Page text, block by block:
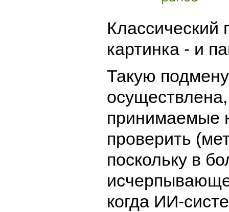
картинка - и
Такую
принимаемые
проверить
поскольку в
когда ИИ-